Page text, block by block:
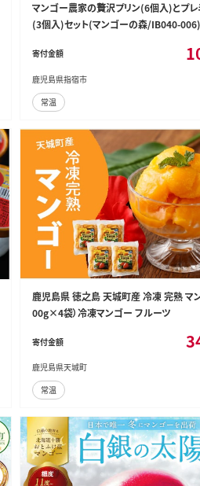
マンゴー農家の贅沢プリン(6個入)とプレ
(3個入)セット(マンゴーの森/IB040-006)
寄付金額
鹿児島県指宿市
常温
鹿児島県 徳之島 天城町産 冷凍 完熟 マ
00g×4袋）冷凍マンゴー フルーツ
寄付金額
鹿児島県天城町
常温